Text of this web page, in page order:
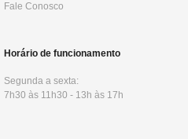
Fale Conosco
Horário de funcionamento
Segunda a sexta:
7h30 às 11h30 - 13h às 17h